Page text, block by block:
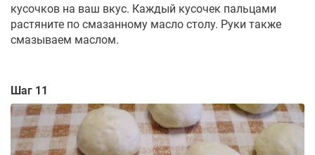
кусочков на ваш вкус. Каждый кусочек пальцами
растяните по смазанному масло столу. Руки также
смазываем маслом.
Шаг 11